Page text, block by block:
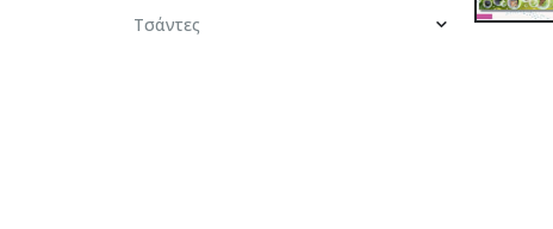
Τσάντες